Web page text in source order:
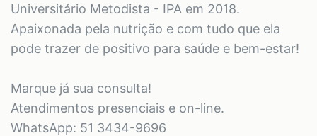
Universitário Metodista - IPA em 2018.
Apaixonada pela nutrição e com tudo que ela
pode trazer de positivo para saúde e bem-estar!
Marque já sua consulta!
Atendimentos presenciais e on-line.
WhatsApp: 51 3434-9696